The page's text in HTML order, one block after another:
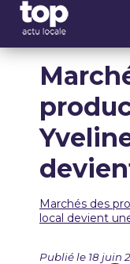
Marchés des
local devient
Publié le 18 juin
Panneau de gestion